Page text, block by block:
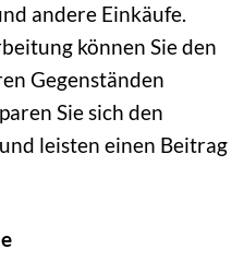
andere Einkäufe.
können Sie den
Gegenständen
Sie sich den
leisten einen Beitrag